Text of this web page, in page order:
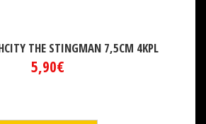
THE STINGMAN 7,5CM 4KPL
5,90€